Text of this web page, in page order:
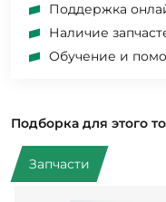
Поддержка
Наличие
Обучение и
Подборка для этого
Запчасти